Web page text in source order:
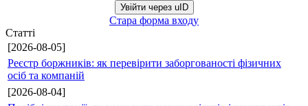
Увійти через uID
Стара форма входу
Статті
[2026-08-05]
Реєстр боржників: як перевірити заборгованості фізичних
осіб та компаній
[2026-08-04]